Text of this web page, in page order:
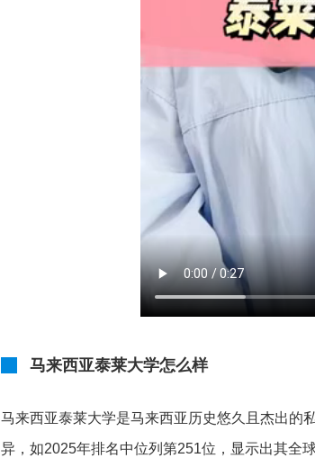
马来西亚泰莱大学怎么样
马来西亚泰莱大学是马来西亚历史悠久且杰出的
异，如2025年排名中位列第251位，显示出其全